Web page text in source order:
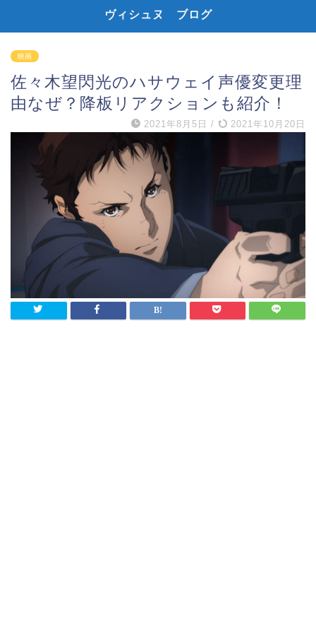
ヴィシュヌ ブログ
映画
佐々木望閃光のハサウェイ声優変更理
由なぜ？降板リアクションも紹介！
2021年8月5日 / 2021年10月20日